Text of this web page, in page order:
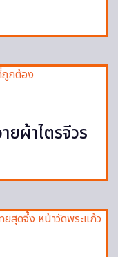
ยผ้าไตรจีวร